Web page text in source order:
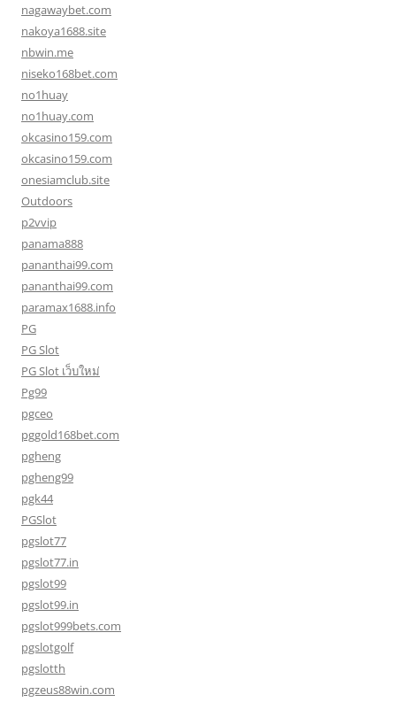
nagawaybet.com
nakoya1688.site
nbwin.me
niseko168bet.com
no1huay
no1huay.com
okcasino159.com
okcasino159.com
onesiamclub.site
Outdoors
p2vvip
panama888
pananthai99.com
pananthai99.com
paramax1688.info
PG
PG Slot
PG Slot เว็บใหม่
Pg99
pgceo
pggold168bet.com
pgheng
pgheng99
pgk44
PGSlot
pgslot77
pgslot77.in
pgslot99
pgslot99.in
pgslot999bets.com
pgslotgolf
pgslotth
pgzeus88win.com